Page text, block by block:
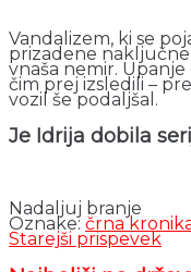
Vandalizem, ki se
prizadene
vnaša nemir.
čim prej izsledili –
vozil še podaljšal.
Je Idrija dobila
Nadaljuj branje
Oznake: črna
Starejši prispevek